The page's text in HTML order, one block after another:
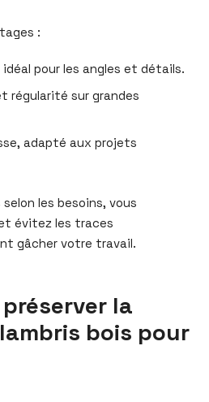
:
pour les angles et détails.
régularité sur grandes
adapté aux projets
les besoins, vous
évitez les traces
gâcher votre travail.
la
bois pour